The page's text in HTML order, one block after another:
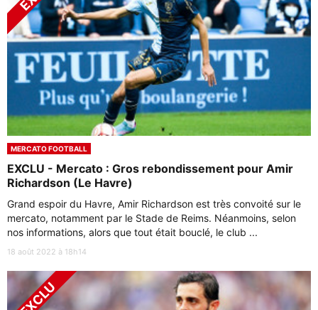
MERCATO FOOTBALL
EXCLU - Mercato : Gros rebondissement pour Amir
Richardson (Le Havre)
Grand espoir du Havre, Amir Richardson est très convoité sur le
mercato, notamment par le Stade de Reims. Néanmoins, selon
nos informations, alors que tout était bouclé, le club ...
18 août 2022 à 18h14